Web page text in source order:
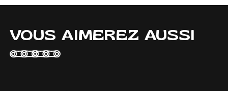
VOUS AIMEREZ AUSSI